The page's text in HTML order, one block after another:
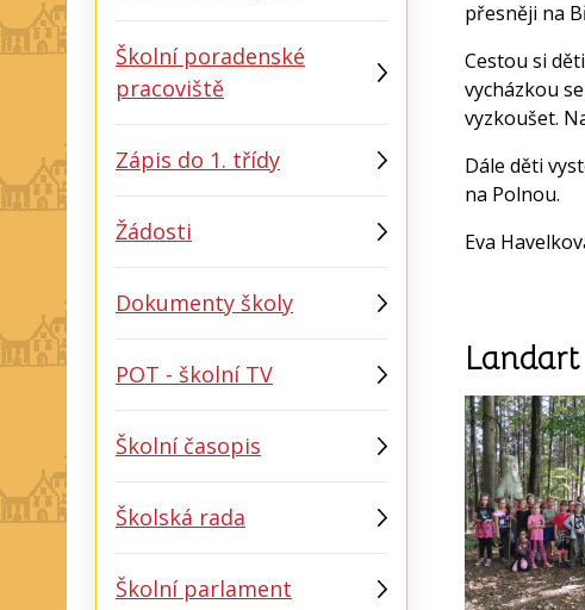
přesněji na
Cestou si
vycházkou
vyzkoušet.
Dále děti
na Polnou.
Eva
Školní poradenské
pracoviště
Zápis do 1. třídy
Žádosti
Dokumenty školy
POT - školní TV
Školní časopis
Školská rada
Školní parlament